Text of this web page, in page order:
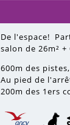
De l'espace!
salon de 26m² +
600m des pistes
Au pied de
200m des 1ers